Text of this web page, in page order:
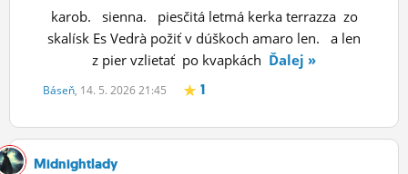
karob. sienna. piesčitá letmá kerka terrazza zo
skalísk Es Vedrà požiť v dúškoch amaro len. a len
z pier vzlietať po kvapkách Ďalej »
Báseň, 14. 5. 2026 21:45 1
Midnightlady